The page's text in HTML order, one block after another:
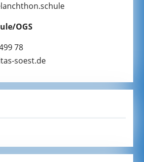
OGS
78 499 78
soest.de